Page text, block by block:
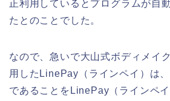
正利用しているとプログラムが自
たとのことでした。
なので、急いで大山式ボディメイ
用したLinePay（ラインペイ）は
であることをLinePay（ラインペ